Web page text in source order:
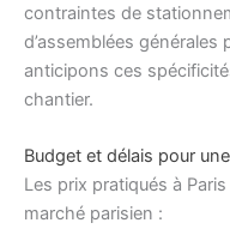
contraintes de
d’assemblées
anticipons ces
chantier.
Budget et délais pour
Les prix pratiqués à
marché parisien :